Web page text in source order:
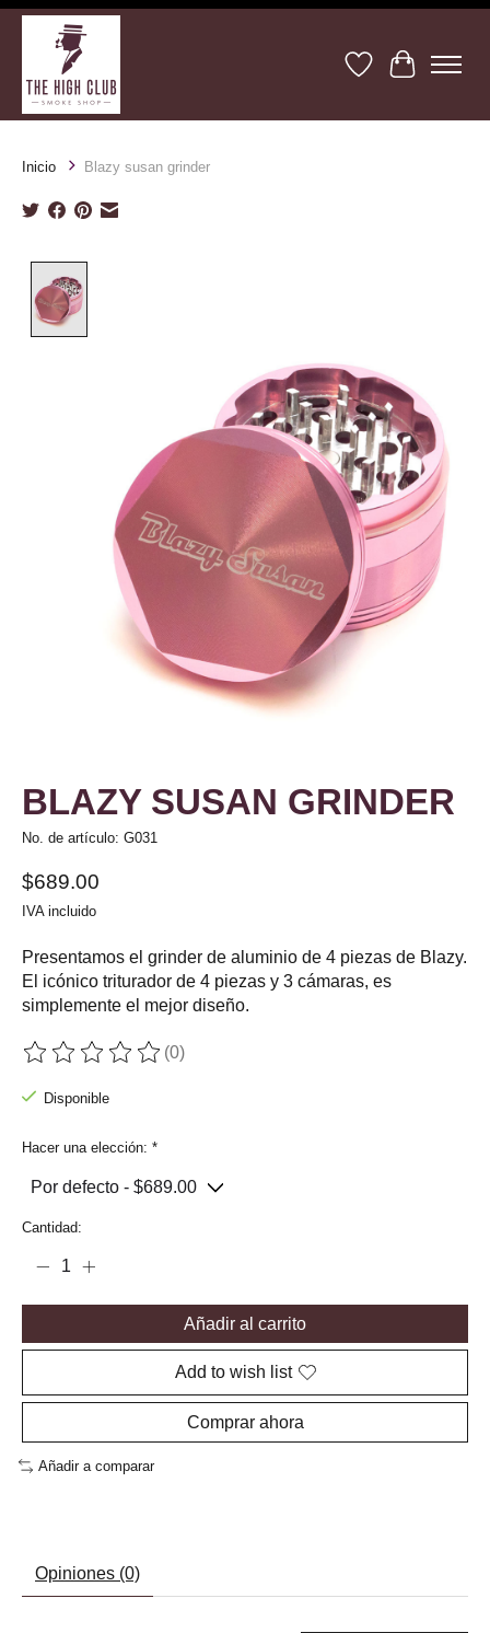
Lista de deseos
Cesta
Inicio Blazy susan grinder
BLAZY SUSAN GRINDER
No. de artículo: G031
$689.00
IVA incluido
Presentamos el grinder de aluminio de 4 piezas de Blazy.
El icónico triturador de 4 piezas y 3 cámaras, es
simplemente el mejor diseño.
The rating of this product is
(0)
Disponible
Hacer una elección: *
Cantidad:
Añadir al carrito
Add to wish list
Comprar ahora
Añadir a comparar
Opiniones (0)